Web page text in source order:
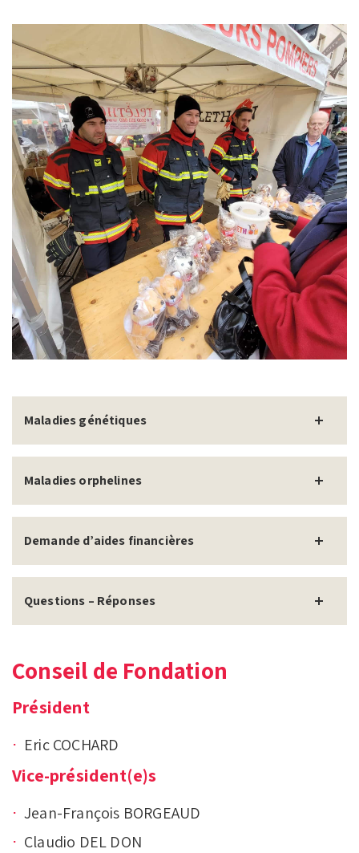
Maladies génétiques
Maladies orphelines
Demande d’aides financières
Questions – Réponses
Conseil de Fondation
Président
Eric COCHARD
Vice-président(e)s
Jean-François BORGEAUD
Claudio DEL DON